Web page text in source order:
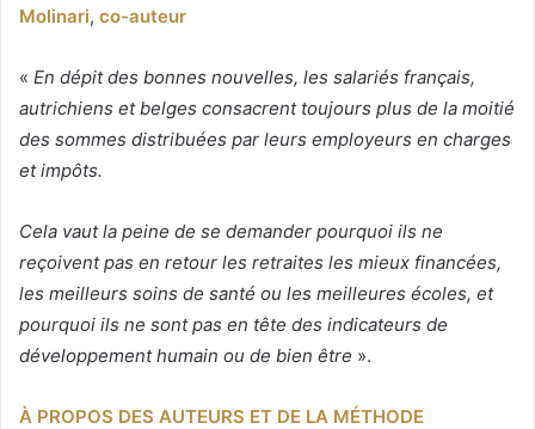
Molinari, co-auteur
« En dépit des bonnes nouvelles, les salariés français,
autrichiens et belges consacrent toujours plus de la moitié
des sommes distribuées par leurs employeurs en charges
et impôts.
Cela vaut la peine de se demander pourquoi ils ne
reçoivent pas en retour les retraites les mieux financées,
les meilleurs soins de santé ou les meilleures écoles, et
pourquoi ils ne sont pas en tête des indicateurs de
développement humain ou de bien être ».
À PROPOS DES AUTEURS ET DE LA MÉTHODE